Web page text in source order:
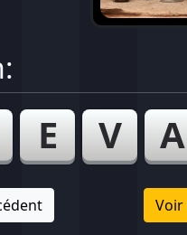
E V A
Voir